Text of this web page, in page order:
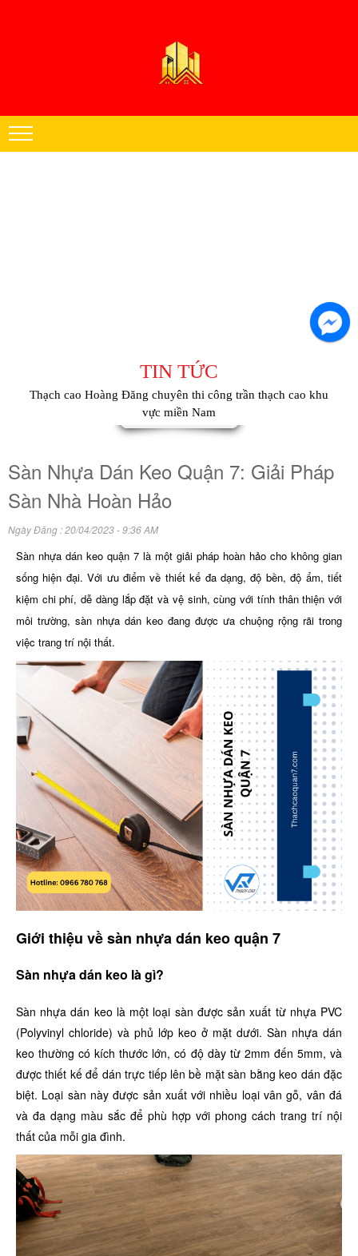
Nam
TIN TỨC
Thạch cao Hoàng Đăng chuyên thi công trần thạch cao khu
vực miền Nam
Sàn Nhựa Dán Keo Quận 7: Giải Pháp
Sàn Nhà Hoàn Hảo
Ngày Đăng : 20/04/2023 - 9:36 AM
Sàn nhựa dán keo quận 7 là một giải pháp hoàn hảo cho không gian
sống hiện đại. Với ưu điểm về thiết kế đa dạng, độ bền, độ ẩm, tiết
kiệm chi phí, dễ dàng lắp đặt và vệ sinh, cùng với tính thân thiện với
môi trường, sàn nhựa dán keo đang được ưa chuộng rộng rãi trong
việc trang trí nội thất.
Giới thiệu về sàn nhựa dán keo quận 7
Sàn nhựa dán keo là gì?
Sàn nhựa dán keo là một loại sàn được sản xuất từ nhựa PVC
(Polyvinyl chloride) và phủ lớp keo ở mặt dưới. Sàn nhựa dán
keo thường có kích thước lớn, có độ dày từ 2mm đến 5mm, và
được thiết kế để dán trực tiếp lên bề mặt sàn bằng keo dán đặc
biệt. Loại sàn này được sản xuất với nhiều loại vân gỗ, vân đá
và đa dạng màu sắc để phù hợp với phong cách trang trí nội
thất của mỗi gia đình.